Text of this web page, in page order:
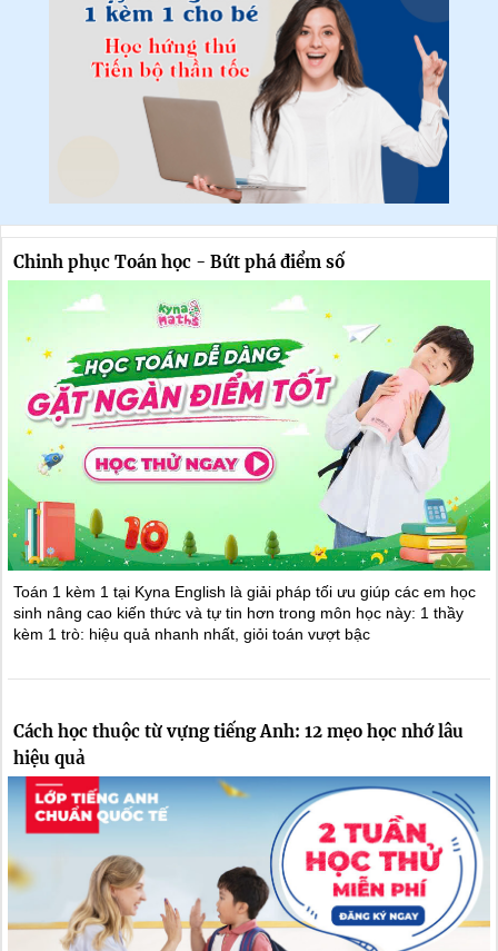
Chinh phục Toán học - Bứt phá điểm số
Toán 1 kèm 1 tại Kyna English là giải pháp tối ưu giúp các em học
sinh nâng cao kiến thức và tự tin hơn trong môn học này: 1 thầy
kèm 1 trò: hiệu quả nhanh nhất, giỏi toán vượt bậc
Cách học thuộc từ vựng tiếng Anh: 12 mẹo học nhớ lâu
hiệu quả